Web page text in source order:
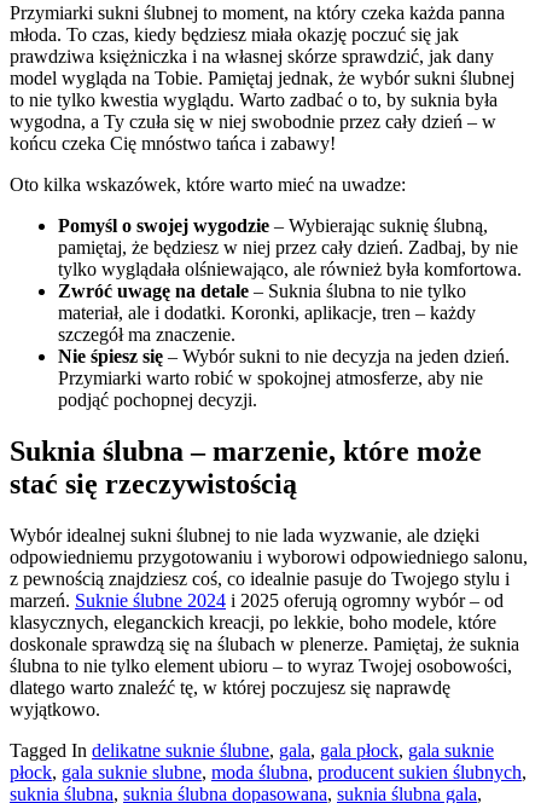
Przymiarki sukni ślubnej to moment, na który czeka każda panna
młoda. To czas, kiedy będziesz miała okazję poczuć się jak
prawdziwa księżniczka i na własnej skórze sprawdzić, jak dany
model wygląda na Tobie. Pamiętaj jednak, że wybór sukni ślubnej
to nie tylko kwestia wyglądu. Warto zadbać o to, by suknia była
wygodna, a Ty czuła się w niej swobodnie przez cały dzień – w
końcu czeka Cię mnóstwo tańca i zabawy!
Oto kilka wskazówek, które warto mieć na uwadze:
Pomyśl o swojej wygodzie – Wybierając suknię ślubną,
pamiętaj, że będziesz w niej przez cały dzień. Zadbaj, by nie
tylko wyglądała olśniewająco, ale również była komfortowa.
Zwróć uwagę na detale – Suknia ślubna to nie tylko
materiał, ale i dodatki. Koronki, aplikacje, tren – każdy
szczegół ma znaczenie.
Nie śpiesz się – Wybór sukni to nie decyzja na jeden dzień.
Przymiarki warto robić w spokojnej atmosferze, aby nie
podjąć pochopnej decyzji.
Suknia ślubna – marzenie, które może
stać się rzeczywistością
Wybór idealnej sukni ślubnej to nie lada wyzwanie, ale dzięki
odpowiedniemu przygotowaniu i wyborowi odpowiedniego salonu,
z pewnością znajdziesz coś, co idealnie pasuje do Twojego stylu i
marzeń. Suknie ślubne 2024 i 2025 oferują ogromny wybór – od
klasycznych, eleganckich kreacji, po lekkie, boho modele, które
doskonale sprawdzą się na ślubach w plenerze. Pamiętaj, że suknia
ślubna to nie tylko element ubioru – to wyraz Twojej osobowości,
dlatego warto znaleźć tę, w której poczujesz się naprawdę
wyjątkowo.
Tagged In delikatne suknie ślubne, gala, gala płock, gala suknie
płock, gala suknie slubne, moda ślubna, producent sukien ślubnych,
suknia ślubna, suknia ślubna dopasowana, suknia ślubna gala,